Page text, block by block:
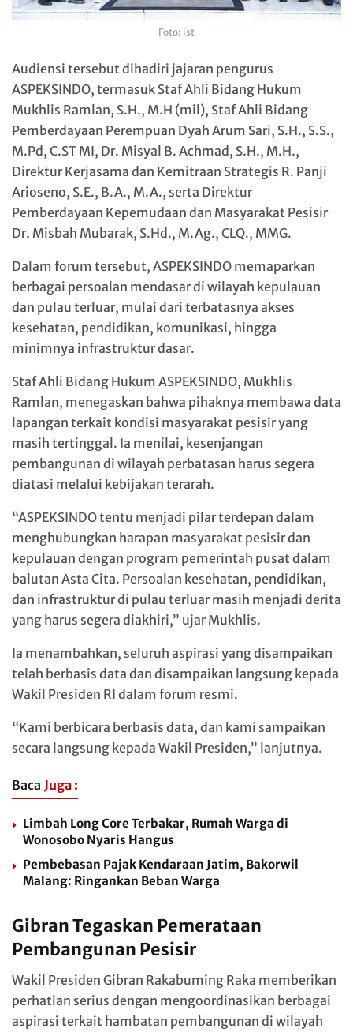
Foto: ist
Audiensi tersebut dihadiri jajaran pengurus
ASPEKSINDO, termasuk Staf Ahli Bidang Hukum
Mukhlis Ramlan, S.H., M.H (mil), Staf Ahli Bidang
Pemberdayaan Perempuan Dyah Arum Sari, S.H., S.S.,
M.Pd, C.ST MI, Dr. Misyal B. Achmad, S.H., M.H.,
Direktur Kerjasama dan Kemitraan Strategis R. Panji
Arioseno, S.E., B.A., M.A., serta Direktur
Pemberdayaan Kepemudaan dan Masyarakat Pesisir
Dr. Misbah Mubarak, S.Hd., M.Ag., CLQ., MMG.
Dalam forum tersebut, ASPEKSINDO memaparkan
berbagai persoalan mendasar di wilayah kepulauan
dan pulau terluar, mulai dari terbatasnya akses
kesehatan, pendidikan, komunikasi, hingga
minimnya infrastruktur dasar.
Staf Ahli Bidang Hukum ASPEKSINDO, Mukhlis
Ramlan, menegaskan bahwa pihaknya membawa data
lapangan terkait kondisi masyarakat pesisir yang
masih tertinggal. Ia menilai, kesenjangan
pembangunan di wilayah perbatasan harus segera
diatasi melalui kebijakan terarah.
“ASPEKSINDO tentu menjadi pilar terdepan dalam
menghubungkan harapan masyarakat pesisir dan
kepulauan dengan program pemerintah pusat dalam
balutan Asta Cita. Persoalan kesehatan, pendidikan,
dan infrastruktur di pulau terluar masih menjadi derita
yang harus segera diakhiri,” ujar Mukhlis.
Ia menambahkan, seluruh aspirasi yang disampaikan
telah berbasis data dan disampaikan langsung kepada
Wakil Presiden RI dalam forum resmi.
“Kami berbicara berbasis data, dan kami sampaikan
secara langsung kepada Wakil Presiden,” lanjutnya.
Baca Juga :
Limbah Long Core Terbakar, Rumah Warga di
Wonosobo Nyaris Hangus
Pembebasan Pajak Kendaraan Jatim, Bakorwil
Malang: Ringankan Beban Warga
Gibran Tegaskan Pemerataan
Pembangunan Pesisir
Wakil Presiden Gibran Rakabuming Raka memberikan
perhatian serius dengan mengoordinasikan berbagai
aspirasi terkait hambatan pembangunan di wilayah